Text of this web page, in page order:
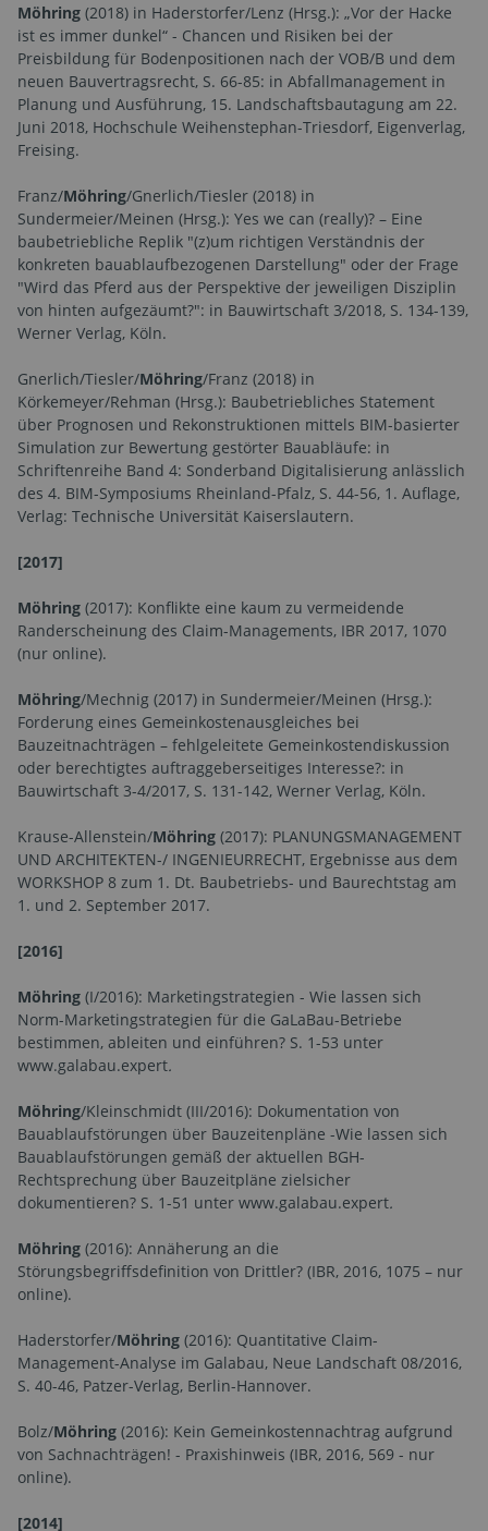
Möhring (2018) in Haderstorfer/Lenz (Hrsg.): „Vor der Hacke
ist es immer dunkel“ - Chancen und Risiken bei der
Preisbildung für Bodenpositionen nach der VOB/B und dem
neuen Bauvertragsrecht, S. 66-85: in Abfallmanagement in
Planung und Ausführung, 15. Landschaftsbautagung am 22.
Juni 2018, Hochschule Weihenstephan-Triesdorf, Eigenverlag,
Freising.
Franz/Möhring/Gnerlich/Tiesler (2018) in
Sundermeier/Meinen (Hrsg.): Yes we can (really)? – Eine
baubetriebliche Replik "(z)um richtigen Verständnis der
konkreten bauablaufbezogenen Darstellung" oder der Frage
"Wird das Pferd aus der Perspektive der jeweiligen Disziplin
von hinten aufgezäumt?": in Bauwirtschaft 3/2018, S. 134-139,
Werner Verlag, Köln.
Gnerlich/Tiesler/Möhring/Franz (2018) in
Körkemeyer/Rehman (Hrsg.): Baubetriebliches Statement
über Prognosen und Rekonstruktionen mittels BIM-basierter
Simulation zur Bewertung gestörter Bauabläufe: in
Schriftenreihe Band 4: Sonderband Digitalisierung anlässlich
des 4. BIM-Symposiums Rheinland-Pfalz, S. 44-56, 1. Auflage,
Verlag: Technische Universität Kaiserslautern.
[2017]
Möhring (2017): Konflikte eine kaum zu vermeidende
Randerscheinung des Claim-Managements, IBR 2017, 1070
(nur online).
Möhring/Mechnig (2017) in Sundermeier/Meinen (Hrsg.):
Forderung eines Gemeinkostenausgleiches bei
Bauzeitnachträgen – fehlgeleitete Gemeinkostendiskussion
oder berechtigtes auftraggeberseitiges Interesse?: in
Bauwirtschaft 3-4/2017, S. 131-142, Werner Verlag, Köln.
Krause-Allenstein/Möhring (2017): PLANUNGSMANAGEMENT
UND ARCHITEKTEN-/ INGENIEURRECHT, Ergebnisse aus dem
WORKSHOP 8 zum 1. Dt. Baubetriebs- und Baurechtstag am
1. und 2. September 2017.
[2016]
Möhring (I/2016): Marketingstrategien - Wie lassen sich
Norm-Marketingstrategien für die GaLaBau-Betriebe
bestimmen, ableiten und einführen? S. 1-53 unter
www.galabau.expert.
Möhring/Kleinschmidt (III/2016): Dokumentation von
Bauablaufstörungen über Bauzeitenpläne -Wie lassen sich
Bauablaufstörungen gemäß der aktuellen BGH-
Rechtsprechung über Bauzeitpläne zielsicher
dokumentieren? S. 1-51 unter www.galabau.expert.
Möhring (2016): Annäherung an die
Störungsbegriffsdefinition von Drittler? (IBR, 2016, 1075 – nur
online).
Haderstorfer/Möhring (2016): Quantitative Claim-
Management-Analyse im Galabau, Neue Landschaft 08/2016,
S. 40-46, Patzer-Verlag, Berlin-Hannover.
Bolz/Möhring (2016): Kein Gemeinkostennachtrag aufgrund
von Sachnachträgen! - Praxishinweis (IBR, 2016, 569 - nur
online).
[2014]